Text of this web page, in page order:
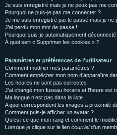
Je suis enregistré mais je ne peux pas me
Pourquoi ne puis-je pas me connecter ?
Je me suis enregistré par le passé mais je ne
J’ai perdu mon mot de passe !
Pourquoi suis-je automatiquement déconnecté
À quoi sert « Supprimer les cookies » ?
Paramètres et préférences de l’utilisateur
Comment modifier mes paramètres ?
Comment empêcher mon nom d’apparaître
Les heures ne sont pas correctes !
J’ai changé mon fuseau horaire et l’heure est
Ma langue n’est pas dans la liste !
A quoi correspondent les images à proximité
Comment puis-je afficher un avatar ?
Qu’est-ce que mon rang et comment le
Lorsque je clique sur le lien courrield’un